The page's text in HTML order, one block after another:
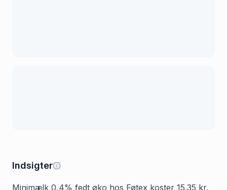
Indsigter
Minimælk 0,4% fedt øko hos Føtex koster 15.35 kr.